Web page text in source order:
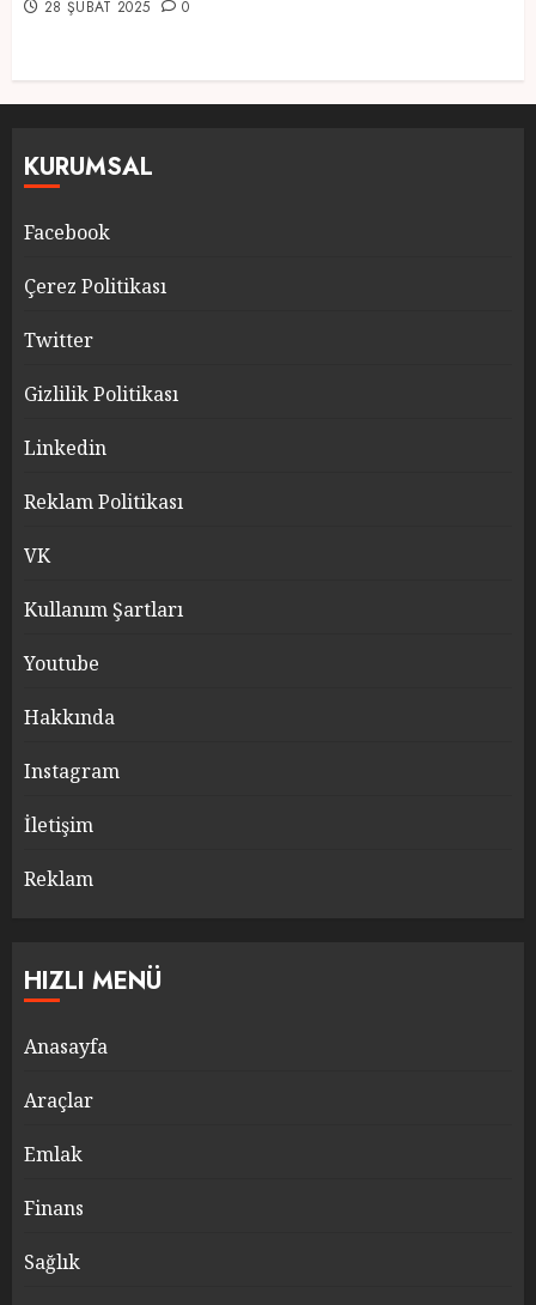
28 ŞUBAT 2025 0
KURUMSAL
Facebook
Çerez Politikası
Twitter
Gizlilik Politikası
Linkedin
Reklam Politikası
VK
Kullanım Şartları
Youtube
Hakkında
Instagram
İletişim
Reklam
HIZLI MENÜ
Anasayfa
Araçlar
Emlak
Finans
Sağlık